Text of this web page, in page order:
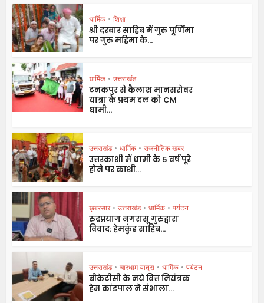
धार्मिक • शिक्षा
श्री दरबार साहिब में गुरु पूर्णिमा
पर गुरु महिमा के...
धार्मिक • उत्तराखंड
टनकपुर से कैलाश मानसरोवर
यात्रा के प्रथम दल को CM
धामी...
उत्तराखंड • धार्मिक • राजनीतिक खबर
उत्तरकाशी में धामी के 5 वर्ष पूरे
होने पर काशी...
ख़बरसार • उत्तराखंड • धार्मिक • पर्यटन
रुद्रप्रयाग नगरासू गुरुद्वारा
विवाद: हेमकुंड साहिब...
उत्तराखंड • चारधाम यात्रा • धार्मिक • पर्यटन
बीकेटीसी के नये वित्त नियंत्रक
हेम कांडपाल ने संभाला...